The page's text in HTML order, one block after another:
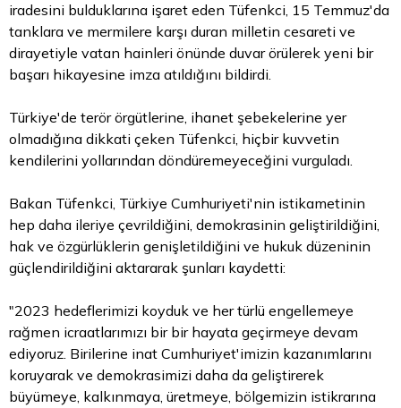
iradesini bulduklarına işaret eden Tüfenkci, 15 Temmuz'da
tanklara ve mermilere karşı duran milletin cesareti ve
dirayetiyle vatan hainleri önünde duvar örülerek yeni bir
başarı hikayesine imza atıldığını bildirdi.
Türkiye'de terör örgütlerine, ihanet şebekelerine yer
olmadığına dikkati çeken Tüfenkci, hiçbir kuvvetin
kendilerini yollarından döndüremeyeceğini vurguladı.
Bakan Tüfenkci, Türkiye Cumhuriyeti'nin istikametinin
hep daha ileriye çevrildiğini, demokrasinin geliştirildiğini,
hak ve özgürlüklerin genişletildiğini ve hukuk düzeninin
güçlendirildiğini aktararak şunları kaydetti:
"2023 hedeflerimizi koyduk ve her türlü engellemeye
rağmen icraatlarımızı bir bir hayata geçirmeye devam
ediyoruz. Birilerine inat Cumhuriyet'imizin kazanımlarını
koruyarak ve demokrasimizi daha da geliştirerek
büyümeye, kalkınmaya, üretmeye, bölgemizin istikrarına